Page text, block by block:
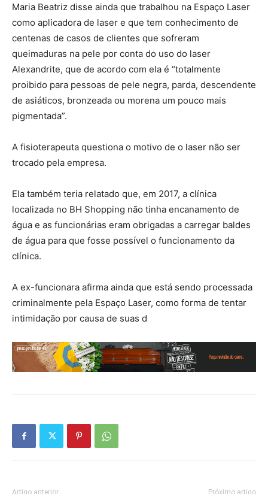
Maria Beatriz disse ainda que trabalhou na Espaço Laser
como aplicadora de laser e que tem conhecimento de
centenas de casos de clientes que sofreram
queimaduras na pele por conta do uso do laser
Alexandrite, que de acordo com ela é “totalmente
proibido para pessoas de pele negra, parda, descendente
de asiáticos, bronzeada ou morena um pouco mais
pigmentada”.
A fisioterapeuta questiona o motivo de o laser não ser
trocado pela empresa.
Ela também teria relatado que, em 2017, a clínica
localizada no BH Shopping não tinha encanamento de
água e as funcionárias eram obrigadas a carregar baldes
de água para que fosse possível o funcionamento da
clínica.
A ex-funcionara afirma ainda que está sendo processada
criminalmente pela Espaço Laser, como forma de tentar
intimidação por causa de suas d